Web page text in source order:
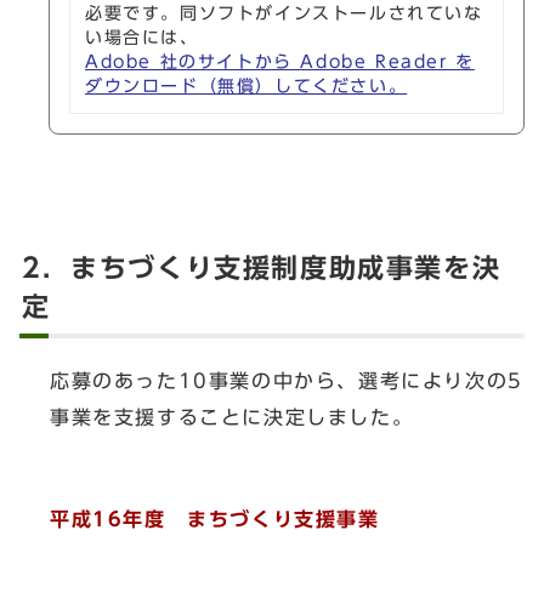
必要です。同ソフトがインストールされていな
い場合には、
Adobe 社のサイトから Adobe Reader を
ダウンロード（無償）してください。
2．まちづくり支援制度助成事業を決
定
応募のあった10事業の中から、選考により次の5
事業を支援することに決定しました。
平成16年度 まちづくり支援事業